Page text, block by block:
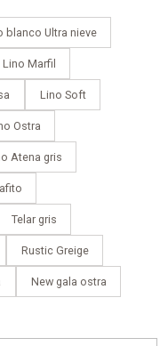
blanco Ultra nieve
Lino Marfil
Lino Soft
Ostra
Atena gris
Telar gris
Rustic Greige
New gala ostra